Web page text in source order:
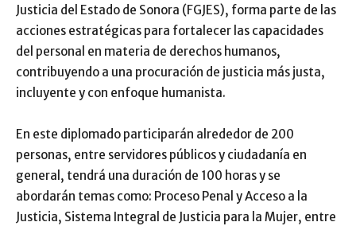
Justicia del Estado de Sonora (FGJES), forma parte de las
acciones estratégicas para fortalecer las capacidades
del personal en materia de derechos humanos,
contribuyendo a una procuración de justicia más justa,
incluyente y con enfoque humanista.
En este diplomado participarán alrededor de 200
personas, entre servidores públicos y ciudadanía en
general, tendrá una duración de 100 horas y se
abordarán temas como: Proceso Penal y Acceso a la
Justicia, Sistema Integral de Justicia para la Mujer, entre